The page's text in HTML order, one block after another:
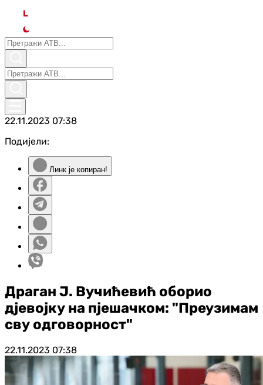
L
22.11.2023 07:38
Подијели:
Линк је копиран!
Драган Ј. Вучићевић оборио
дјевојку на пјешачком: "Преузимам
сву одговорност"
22.11.2023 07:38